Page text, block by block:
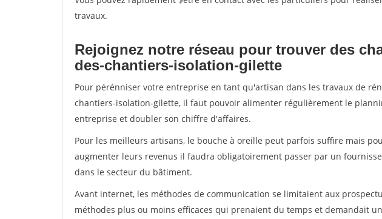
travaux.
Rejoignez notre réseau pour trouver des
des-chantiers-isolation-gilette
Pour pérénniser votre entreprise en tant qu'artisan dans les travaux de
chantiers-isolation-gilette, il faut pouvoir alimenter régulièrement le
entreprise et doubler son chiffre d'affaires.
Pour les meilleurs artisans, le bouche à oreille peut parfois suffire mais
augmenter leurs revenus il faudra obligatoirement passer par un
dans le secteur du bâtiment.
Avant internet, les méthodes de communication se limitaient aux
méthodes plus ou moins efficaces qui prenaient du temps et demandait